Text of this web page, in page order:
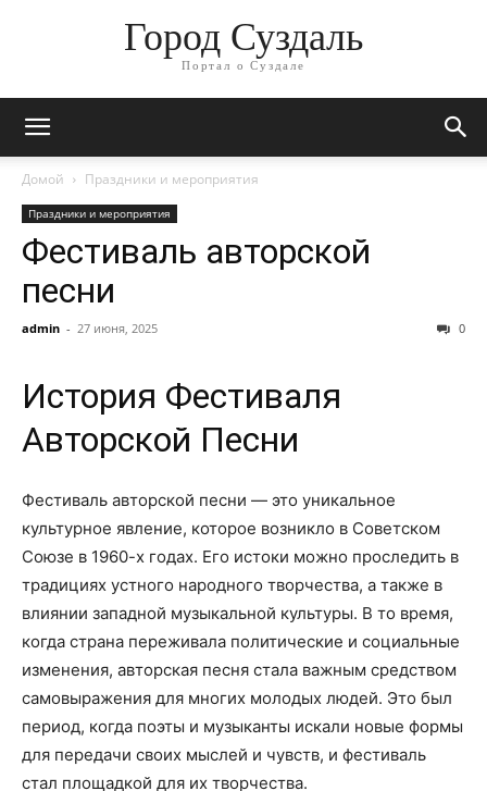
Город Суздаль
Портал о Суздале
Домой Праздники и мероприятия
Праздники и мероприятия
Фестиваль авторской
песни
admin - 27 июня, 2025 0
История Фестиваля
Авторской Песни
Фестиваль авторской песни — это уникальное
культурное явление, которое возникло в Советском
Союзе в 1960-х годах. Его истоки можно проследить в
традициях устного народного творчества, а также в
влиянии западной музыкальной культуры. В то время,
когда страна переживала политические и социальные
изменения, авторская песня стала важным средством
самовыражения для многих молодых людей. Это был
период, когда поэты и музыканты искали новые формы
для передачи своих мыслей и чувств, и фестиваль
стал площадкой для их творчества.